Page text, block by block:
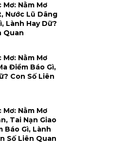
Mơ: Nằm Mơ
Nước Lũ Dâng
Lành Hay Dữ?
Quan
Mơ: Nằm Mơ
Điềm Báo Gì,
Con Số Liên
Mơ: Nằm Mơ
Tai Nạn Giao
Báo Gì, Lành
Số Liên Quan